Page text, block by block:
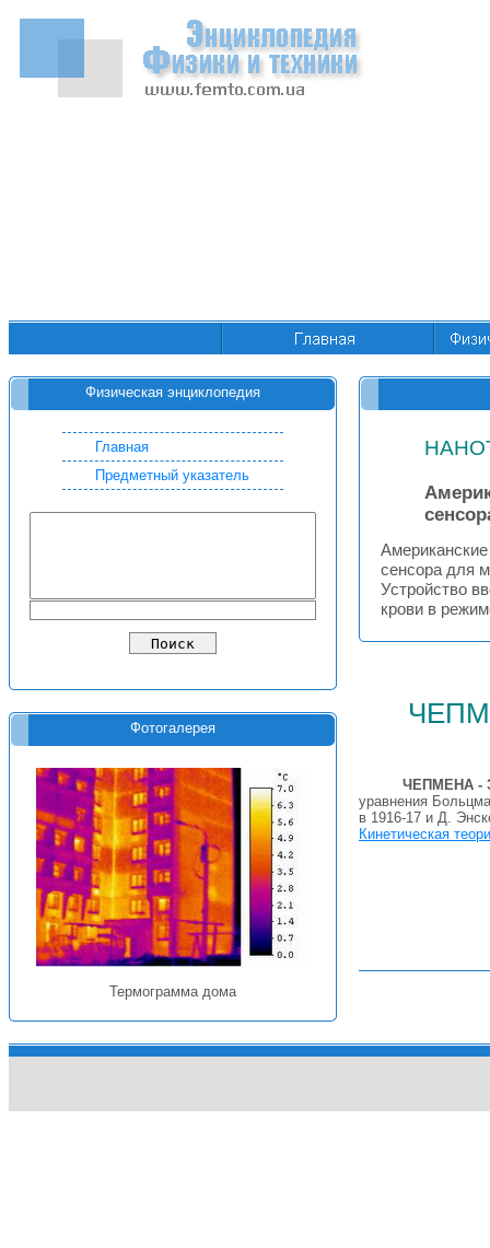
Физическая энциклопедия
Главная
Предметный указатель
Фотогалерея
Термограмма дома
сенсора для
Устройство
крови в
ЧЕПМЕНА -
уравнения
в 1916-17 и Д.
Кинетическая